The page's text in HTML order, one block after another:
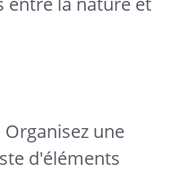
Organisez une
d'éléments